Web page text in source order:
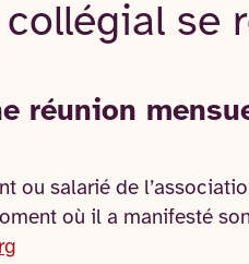
se
réunion
ou salarié de
où il a manifesté